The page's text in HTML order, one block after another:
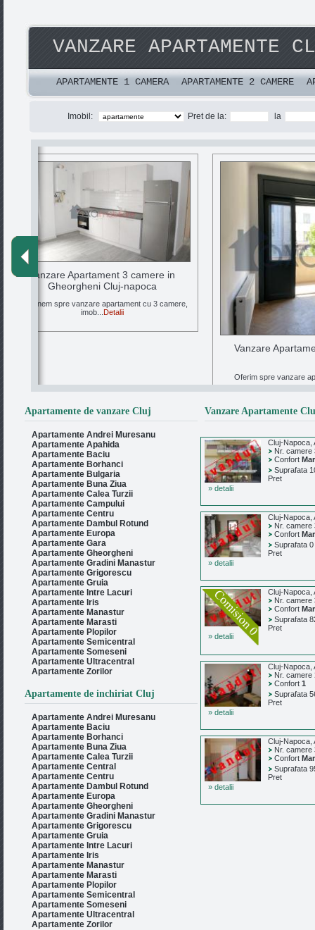
VANZARE APARTAMENTE
APARTAMENTE 1 CAMERA APARTAMENTE 2 CAMERE
Imobil: Pret de la: la
Vanzare Apartament 3 camere in
Gheorgheni Cluj-napoca
Propunem spre vanzare apartament cu 3 camere,
imob...
Detalii
Vanzare
Oferim spre vanzare
Apartamente de vanzare Cluj
Apartamente Andrei Muresanu
Apartamente Apahida
Apartamente Baciu
Apartamente Borhanci
Apartamente Bulgaria
Apartamente Buna Ziua
Apartamente Calea Turzii
Apartamente Campului
Apartamente Centru
Apartamente Dambul Rotund
Apartamente Europa
Apartamente Gara
Apartamente Gheorgheni
Apartamente Gradini Manastur
Apartamente Grigorescu
Apartamente Gruia
Apartamente Intre Lacuri
Apartamente Iris
Apartamente Manastur
Apartamente Marasti
Apartamente Plopilor
Apartamente Semicentral
Apartamente Someseni
Apartamente Ultracentral
Apartamente Zorilor
Apartamente de inchiriat Cluj
Apartamente Andrei Muresanu
Apartamente Baciu
Apartamente Borhanci
Apartamente Buna Ziua
Apartamente Calea Turzii
Apartamente Central
Apartamente Centru
Apartamente Dambul Rotund
Apartamente Europa
Apartamente Gheorgheni
Apartamente Gradini Manastur
Apartamente Grigorescu
Apartamente Gruia
Apartamente Intre Lacuri
Apartamente Iris
Apartamente Manastur
Apartamente Marasti
Apartamente Plopilor
Apartamente Semicentral
Apartamente Someseni
Apartamente Ultracentral
Apartamente Zorilor
Vanzare Apartamente
Cluj-Napoca,
Nr. camere
Confort
Suprafata
Pret
» detalii
Cluj-Napoca,
Nr. camere
Confort
Suprafata 0
Pret
» detalii
Cluj-Napoca,
Nr. camere
Confort
Suprafata
Pret
» detalii
Cluj-Napoca,
Nr. camere
Confort 1
Suprafata
Pret
» detalii
Cluj-Napoca,
Nr. camere
Confort
Suprafata
Pret
» detalii